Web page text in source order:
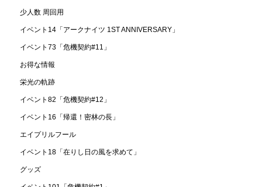
少人数 周回用
イベント14「アークナイツ 1ST ANNIVERSARY」
イベント73「危機契約#11」
お得な情報
栄光の軌跡
イベント82「危機契約#12」
イベント16「帰還！密林の長」
エイプリルフール
イベント18「在りし日の風を求めて」
グッズ